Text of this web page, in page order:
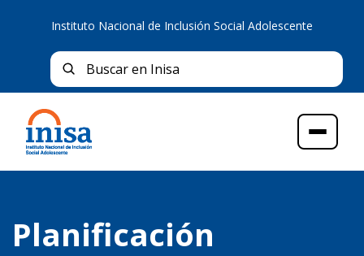
Instituto Nacional de Inclusión Social Adolescente
Buscar en Inisa
Menú
Planificación